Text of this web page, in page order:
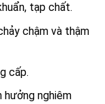
tạp chất.
chậm và thậm
cấp.
hưởng nghiêm